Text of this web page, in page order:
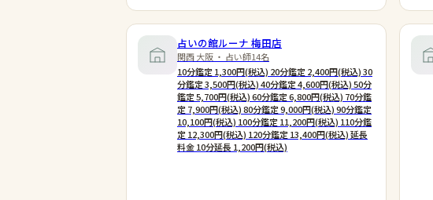
占いの館ルーナ 梅田店
関西 大阪 ・ 占い師14名
10分鑑定 1,300円(税込) 20分鑑定 2,400円(税込) 30
分鑑定 3,500円(税込) 40分鑑定 4,600円(税込) 50分
鑑定 5,700円(税込) 60分鑑定 6,800円(税込) 70分鑑
定 7,900円(税込) 80分鑑定 9,000円(税込) 90分鑑定
10,100円(税込) 100分鑑定 11,200円(税込) 110分鑑
定 12,300円(税込) 120分鑑定 13,400円(税込) 延長
料金 10分延長 1,200円(税込)